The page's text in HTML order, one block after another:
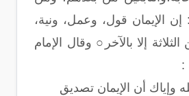
إن الإيمان قول، وعمل، ونية،
إلا بالآخر○ وقال اﻹمام
:
وإياك أن اﻹيمان تصديق